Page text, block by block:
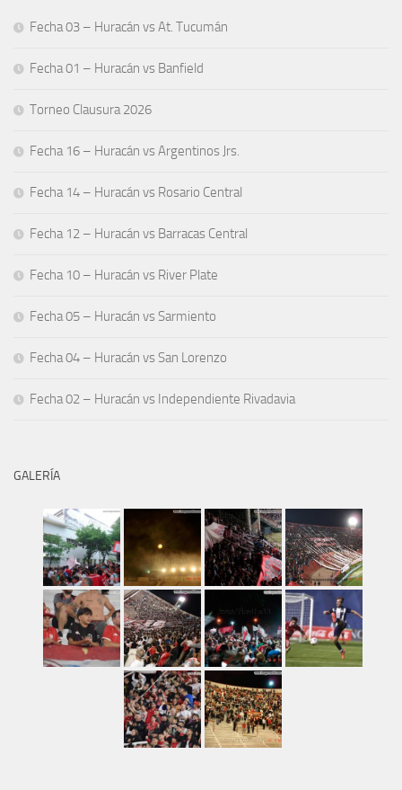
Fecha 03 – Huracán vs At. Tucumán
Fecha 01 – Huracán vs Banfield
Torneo Clausura 2026
Fecha 16 – Huracán vs Argentinos Jrs.
Fecha 14 – Huracán vs Rosario Central
Fecha 12 – Huracán vs Barracas Central
Fecha 10 – Huracán vs River Plate
Fecha 05 – Huracán vs Sarmiento
Fecha 04 – Huracán vs San Lorenzo
Fecha 02 – Huracán vs Independiente Rivadavia
GALERÍA